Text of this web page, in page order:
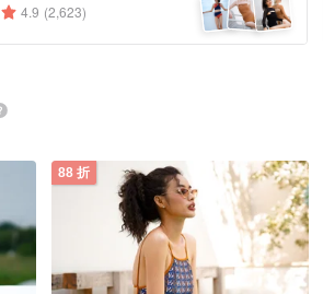
4.9 (2,623)
88 折